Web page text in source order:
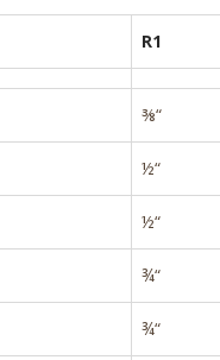
R1
⅜“
½“
½“
¾“
¾“